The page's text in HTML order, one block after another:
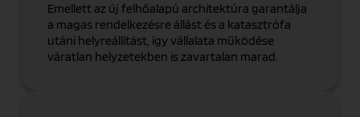
Emellett az új felhőalapú architektúra garantálja
a magas rendelkezésre állást és a katasztrófa
utáni helyreállítást, így vállalata működése
váratlan helyzetekben is zavartalan marad.